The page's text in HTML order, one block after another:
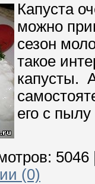
Капуста
можно
сезон
такое
капусты.
его с
5046
(0)